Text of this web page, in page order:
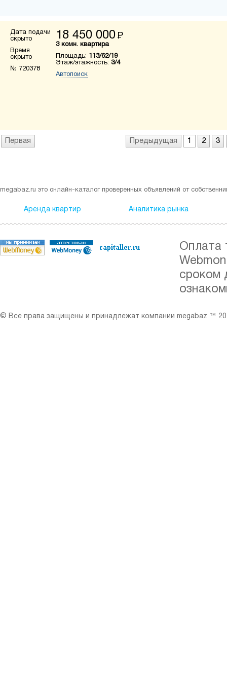
Дата подачи
скрыто
Время
скрыто
№ 720378
18 450 000 Р
3 комн. квартира
Площадь: 113/62/19
Этаж/этажность: 3/4
Автопоиск
Первая Предыдущая 1 2 3
megabaz.ru это онлайн-каталог проверенных объявлений от
Аренда квартир Аналитика рынка
Оплата
сроком
© Все права защищены и принадлежат компании megabaz ™